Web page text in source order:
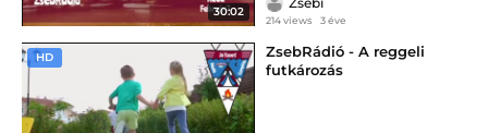
30:02
214 views 3 éve
HD
ZsebRádió - A reggeli
futkározás